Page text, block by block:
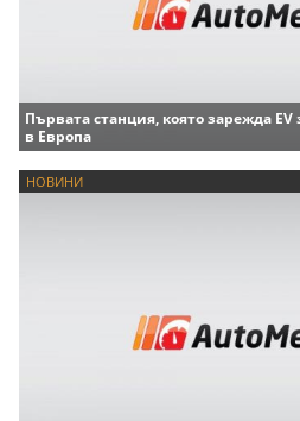
Първата станция, която зарежда
в Европа
НОВИНИ